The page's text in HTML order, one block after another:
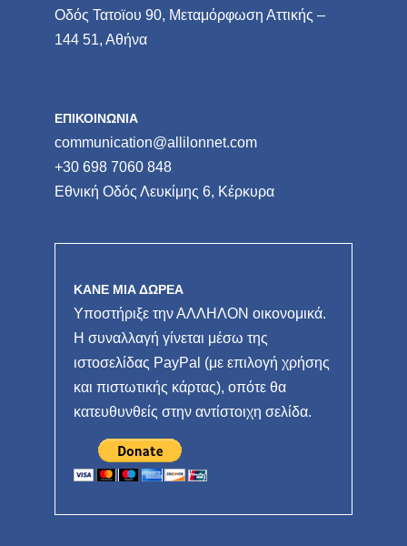
Οδός Τατοϊου 90, Μεταμόρφωση Αττικής –
144 51, Αθήνα
ΕΠΙΚΟΙΝΩΝΙΑ
communication@allilonnet.com
+30 698 7060 848
Εθνική Οδός Λευκίμης 6, Κέρκυρα
ΚΑΝΕ ΜΙΑ ΔΩΡΕΑ
Υποστήριξε την ΑΛΛΗΛΟΝ οικονομικά.
Η συναλλαγή γίνεται μέσω της
ιστοσελίδας PayPal (με επιλογή χρήσης
και πιστωτικής κάρτας), οπότε θα
κατευθυνθείς στην αντίστοιχη σελίδα.